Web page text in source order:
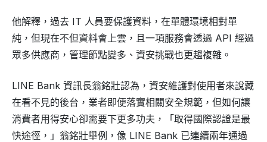
他解釋，過去 IT 人員要保護資料，在單體環境相對單
純，但現在不但資料會上雲，且一項服務會透過 API 經過
眾多供應商，管理節點變多、資安挑戰也更趨複雜。
LINE Bank 資訊長翁銘壯認為，資安維護對使用者來說藏
在看不見的後台，業者即便落實相關安全規範，但如何讓
消費者用得安心卻需要下更多功夫，「取得國際認證是最
快途徑，」翁銘壯舉例，像 LINE Bank 已連續兩年通過